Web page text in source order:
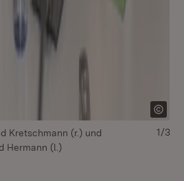
Kretschmann (r.) und
Hermann (l.)
1/3